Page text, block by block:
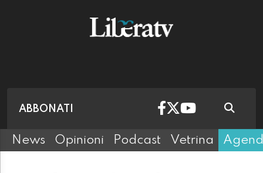
ABBONATI
News Opinioni Podcast Vetrina